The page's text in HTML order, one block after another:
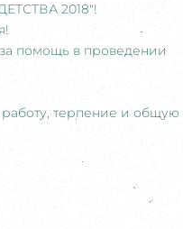
2018"!
помощь в проведении
работу, терпение и общую